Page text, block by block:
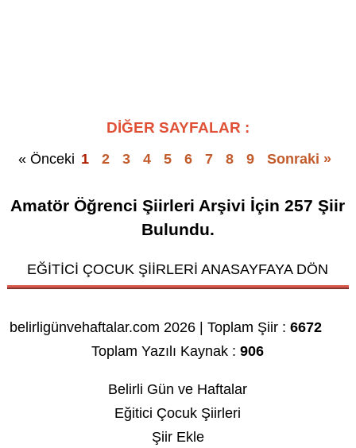
DİĞER SAYFALAR :
« Önceki 1 2 3 4 5 6 7 8 9 Sonraki »
Amatör Öğrenci Şiirleri Arşivi İçin257 Şiir
Bulundu.
EĞİTİCİ ÇOCUK ŞİİRLERİ ANASAYFAYA DÖN
belirligünvehaftalar.com 2026 | Toplam Şiir :6672
Toplam Yazılı Kaynak :906
Belirli Gün ve Haftalar
Eğitici Çocuk Şiirleri
Şiir Ekle